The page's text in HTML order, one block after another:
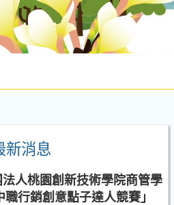
新消息
人桃園創新技術學院商管學
行銷創意點子達人競賽」